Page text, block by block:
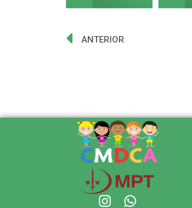
ANTERIOR